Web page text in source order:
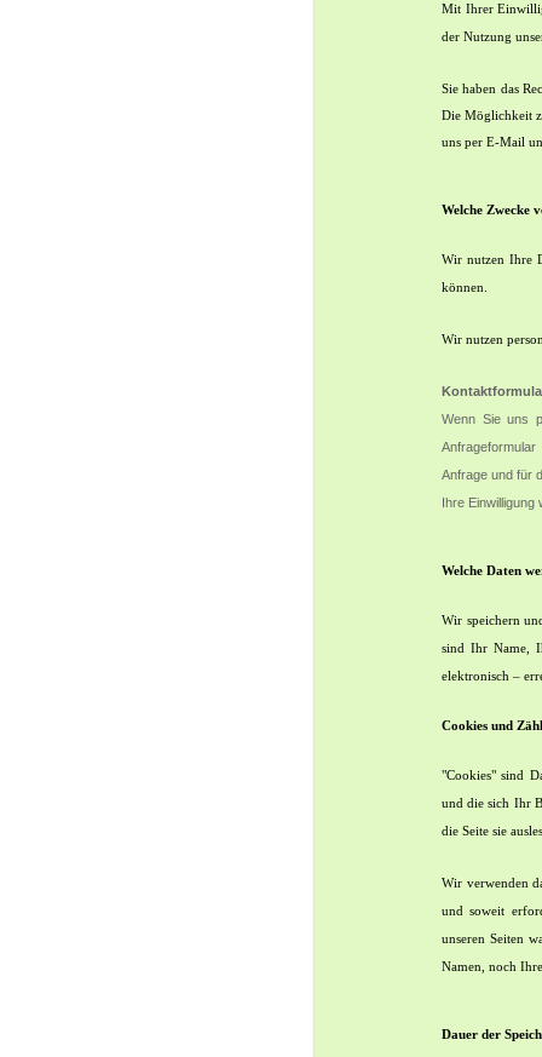
Mit Ihrer
der Nutzung
Sie haben das
Die Möglichkeit
uns per E-Mail
Welche Zwecke
Wir nutzen Ihre
können.
Wir nutzen
Wenn Sie uns
Anfrage und für
Ihre Einwilligung
Welche Daten
Wir speichern
sind Ihr Name,
elektronisch –
Cookies und
"Cookies" sind
und die sich Ihr
die Seite sie
Wir verwenden
und soweit
unseren Seiten
Namen, noch
Dauer der